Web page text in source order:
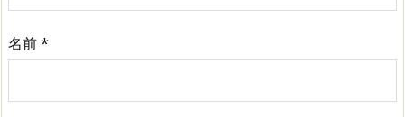
名前*